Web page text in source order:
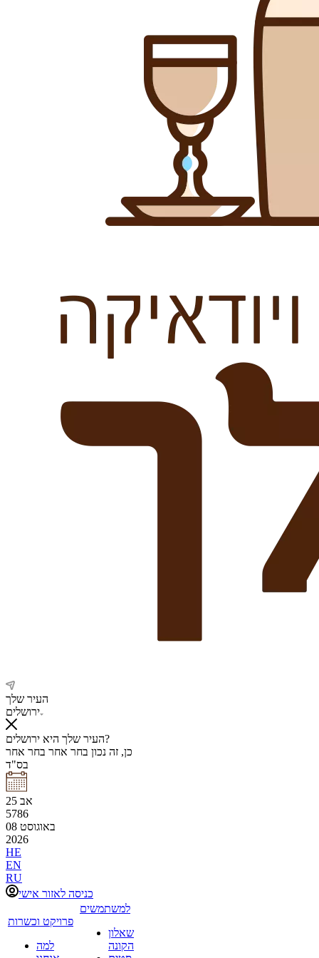
העיר שלך
ירושלים
העיר שלך היא ירושלים?
כן, זה נכון בחר אחר בחר אחר
בס"ד
25 אב
5786
08 באוגוסט
2026
HE
EN
RU
כניסה לאזור אישי
פרויקט וכשרות
למה
למשתמשים
שאלון
הקונה